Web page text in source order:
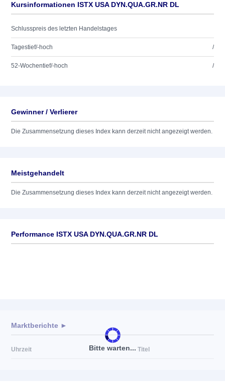
Kursinformationen ISTX USA DYN.QUA.GR.NR DL
Schlusspreis des letzten Handelstages
Tagestief/-hoch /
52-Wochentief/-hoch /
Gewinner / Verlierer
Die Zusammensetzung dieses Index kann derzeit nicht angezeigt werden.
Meistgehandelt
Die Zusammensetzung dieses Index kann derzeit nicht angezeigt werden.
Performance ISTX USA DYN.QUA.GR.NR DL
Bitte warten...
Marktberichte ►
Uhrzeit Titel